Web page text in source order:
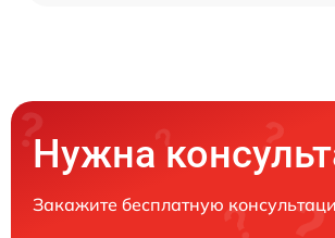
Нужна
Закажите бесплатную